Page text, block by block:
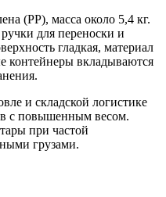
(PP), масса около 5,4 кг.
ручки для переноски и
гладкая, материал
контейнеры вкладываются
и складской логистике
с повышенным весом.
при частой
грузами.